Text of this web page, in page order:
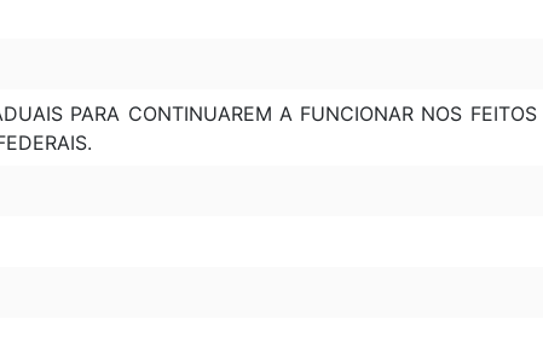
PARA CONTINUAREM A FUNCIONAR NOS